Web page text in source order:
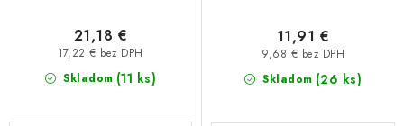
Skladom (11 ks)
17,22 € bez DPH
21,18 €
Skladom (26 ks)
9,68 € bez DPH
11,91 €